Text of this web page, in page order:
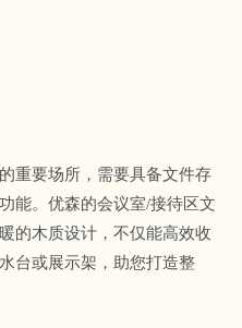
重要场所，需要具备文件存
能。优森的会议室/接待区文
的木质设计，不仅能高效收
台或展示架，助您打造整